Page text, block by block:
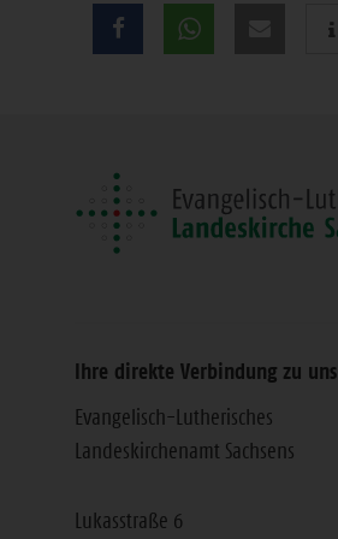
Teilen
Seite
Ihre direkte Verbindung zu uns
Evangelisch-Lutherisches
Landeskirchenamt Sachsens
Lukasstraße 6